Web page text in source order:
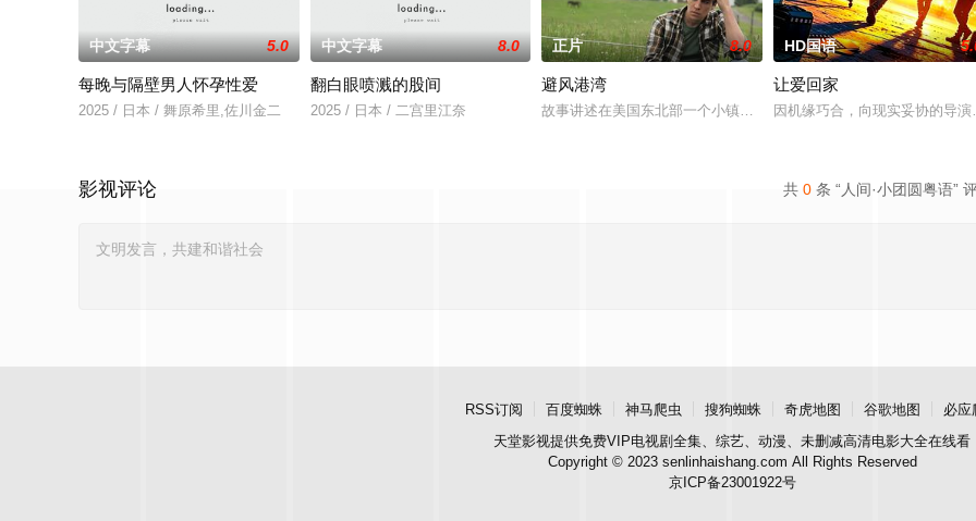
中文字幕 5.0
每晚与隔壁男人怀孕性爱
2025 / 日本 / 舞原希里,佐川金二
中文字幕 8.0
翻白眼喷溅的股间
2025 / 日本 / 二宫里江奈
正片 8.0
避风港湾
故事讲述在美国东北部一个小镇的农场，一个怀抱音乐理想的男孩
HD国语
让爱回家
因机缘巧合，向现实妥协的导
共 0 条 “人间·小团圆粤语”
影视评论
RSS订阅 百度蜘蛛 神马爬虫 搜狗蜘蛛 奇虎地图 谷歌地图
必应
天堂影视提供免费VIP电视剧全集、综艺、动漫、未删减高清电影大全在线看
Copyright © 2023 senlinhaishang.com All Rights Reserved
京ICP备23001922号